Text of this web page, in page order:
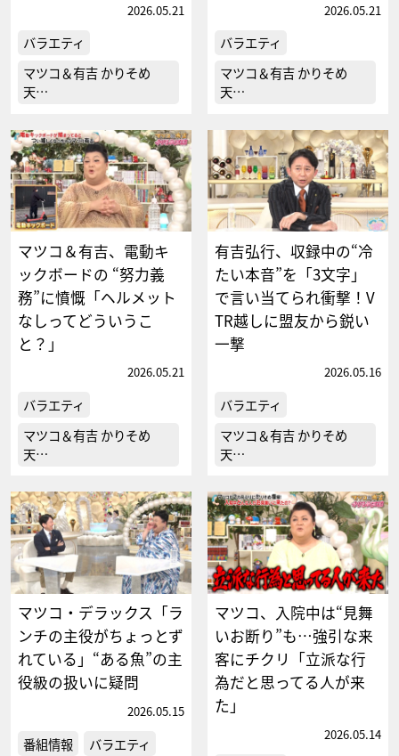
2026.05.21
バラエティ
マツコ＆有吉 かりそめ
天…
2026.05.21
バラエティ
マツコ＆有吉 かりそめ
天…
マツコ＆有吉、電動キ
ックボードの “努力義
務”に憤慨「ヘルメット
なしってどういうこ
と？」
2026.05.21
バラエティ
マツコ＆有吉 かりそめ
天…
有吉弘行、収録中の“冷
たい本音”を「3文字」
で言い当てられ衝撃！V
TR越しに盟友から鋭い
一撃
2026.05.16
バラエティ
マツコ＆有吉 かりそめ
天…
マツコ・デラックス「ラ
ンチの主役がちょっとず
れている」“ある魚”の主
役級の扱いに疑問
2026.05.15
番組情報
バラエティ
マツコ、入院中は“見舞
いお断り”も…強引な来
客にチクリ「立派な行
為だと思ってる人が来
た」
2026.05.14